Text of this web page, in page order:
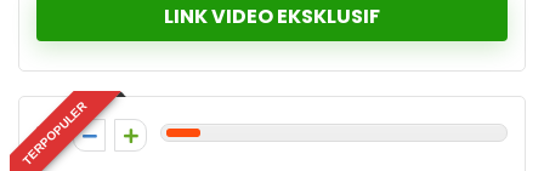
LINK VIDEO EKSKLUSIF
TERPOPULER
1